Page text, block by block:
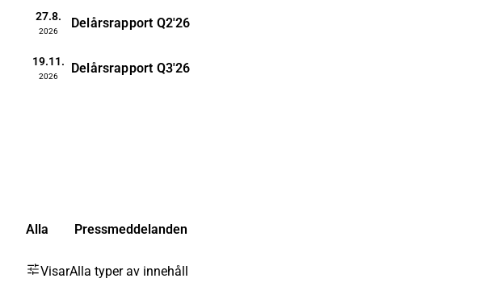
27.8.
2026
Delårsrapport Q2'26
19.11.
2026
Delårsrapport Q3'26
Alla Pressmeddelanden
VisarAlla typer av innehåll